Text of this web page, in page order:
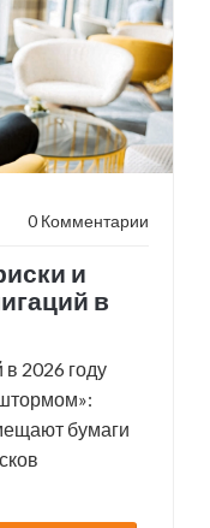
0 Комментарии
и
в
2026 году
бумаги